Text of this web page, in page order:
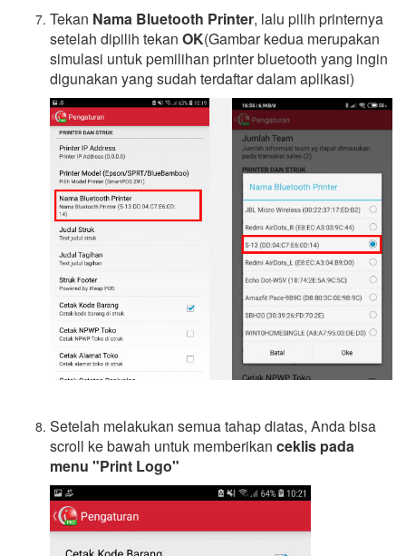
Tekan Nama Bluetooth Printer, lalu pilih printernya
setelah dipilih tekan OK(Gambar kedua merupakan
simulasi untuk pemilihan printer bluetooth yang ingin
digunakan yang sudah terdaftar dalam aplikasi)
Setelah melakukan semua tahap diatas, Anda bisa
scroll ke bawah untuk memberikan ceklis pada
menu "Print Logo"